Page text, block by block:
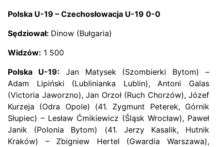
Polska U-19 – Czechosłowacja U-19 0-0
Sędziował: Dinow (Bułgaria)
Widzów: 1 500
Polska U-19: Jan Matysek (Szombierki Bytom) –
Adam Lipiński (Lublinianka Lublin), Antoni Galas
(Victoria Jaworzno), Jan Orzoł (Ruch Chorzów), Józef
Kurzeja (Odra Opole) (41. Zygmunt Peterek, Górnik
Słupiec) – Lesław Ćmikiewicz (Śląsk Wrocław), Paweł
Janik (Polonia Bytom) (41. Jerzy Kasalik, Hutnik
Kraków) – Zbigniew Hertel (Gwardia Warszawa),